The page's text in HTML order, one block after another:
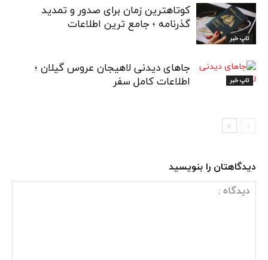
تاپ خبر
کوتاهترین زمان برای صدور و تمدید
گذرنامه ؛ جامع ترین اطلاعات
تاپ خبر
جاهای دیدنی لاهیجان عروس گیلان ؛
اطلاعات کامل سفر
دیدگاهتان را بنویسید